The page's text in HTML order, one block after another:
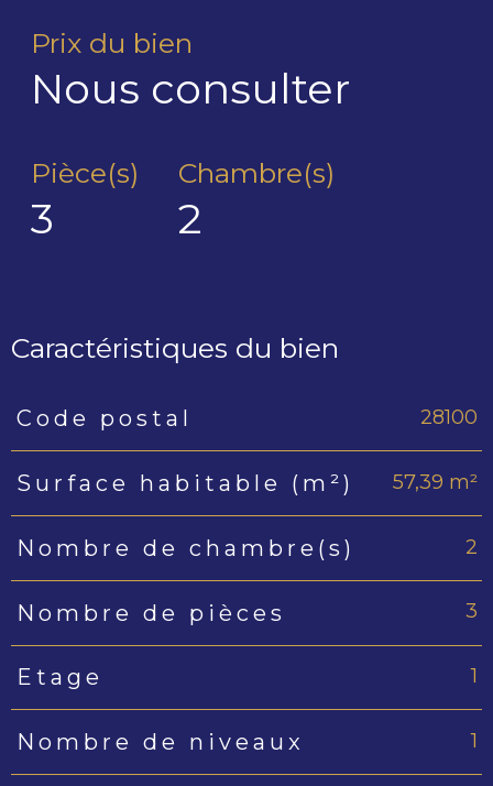
Prix du bien
Nous consulter
Pièce(s)
3
Chambre(s)
2
Caractéristiques du bien
Caractéristiques
Code postal 28100
Surface habitable (m²) 57,39 m²
Nombre de chambre(s) 2
Nombre de pièces 3
Etage 1
Nombre de niveaux 1